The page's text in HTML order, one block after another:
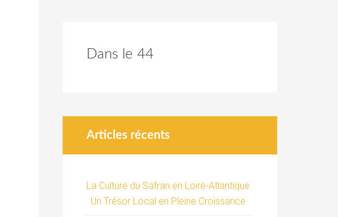
Dans le 44
Articles récents
La Culture du Safran en Loire-Atlantique
: Un Trésor Local en Pleine Croissance